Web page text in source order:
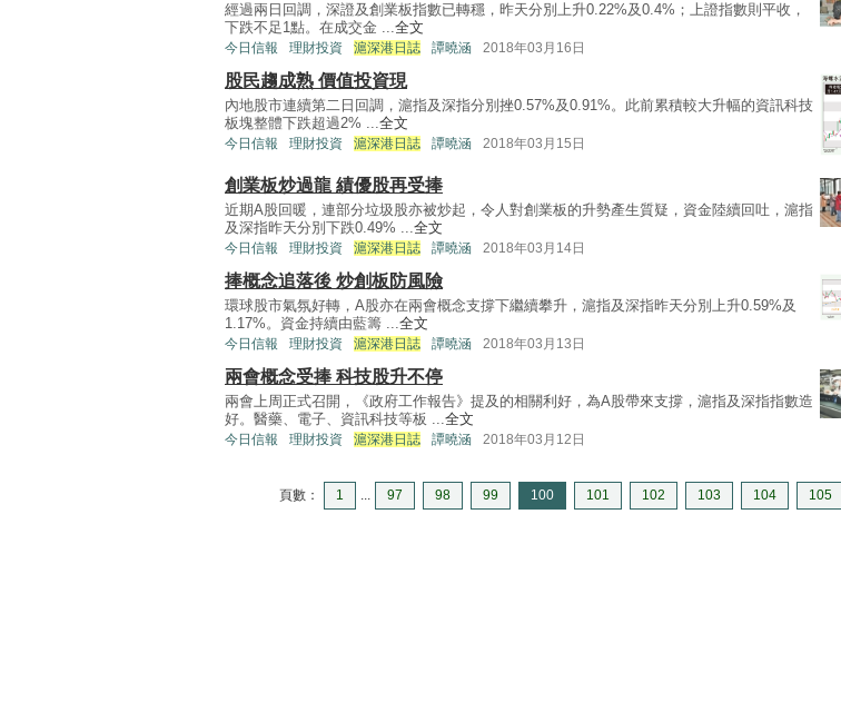
經過兩日回調，深證及創業板指數已轉穩，昨天分別上升0.22%及0.4%；上證指數則平收，
下跌不足1點。在成交金 ...全文
今日信報 理財投資 滬深港日誌 譚曉涵 2018年03月16日
股民趨成熟 價值投資現
內地股市連續第二日回調，滬指及深指分別挫0.57%及0.91%。此前累積較大升幅的資訊科技
板塊整體下跌超過2% ...全文
今日信報 理財投資 滬深港日誌 譚曉涵 2018年03月15日
創業板炒過龍 績優股再受捧
近期A股回暖，連部分垃圾股亦被炒起，令人對創業板的升勢產生質疑，資金陸續回吐，滬指
及深指昨天分別下跌0.49% ...全文
今日信報 理財投資 滬深港日誌 譚曉涵 2018年03月14日
捧概念追落後 炒創板防風險
環球股市氣氛好轉，A股亦在兩會概念支撐下繼續攀升，滬指及深指昨天分別上升0.59%及
1.17%。資金持續由藍籌 ...全文
今日信報 理財投資 滬深港日誌 譚曉涵 2018年03月13日
兩會概念受捧 科技股升不停
兩會上周正式召開，《政府工作報告》提及的相關利好，為A股帶來支撐，滬指及深指指數造
好。醫藥、電子、資訊科技等板 ...全文
今日信報 理財投資 滬深港日誌 譚曉涵 2018年03月12日
頁數： 1 ... 97 98 99 100 101 102 103 104 105